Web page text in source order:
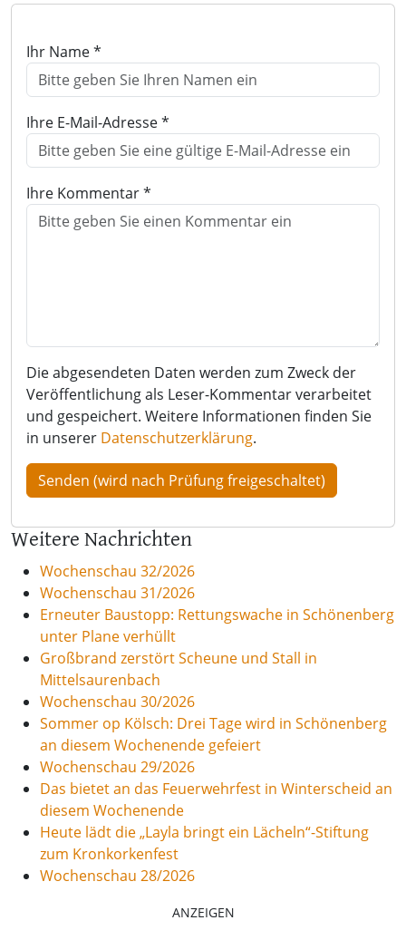
Ihr Name *
Ihre E-Mail-Adresse *
Ihre Kommentar *
Die abgesendeten Daten werden zum Zweck der
Veröffentlichung als Leser-Kommentar verarbeitet
und gespeichert. Weitere Informationen finden Sie
in unserer Datenschutzerklärung.
Weitere Nachrichten
Wochenschau 32/2026
Wochenschau 31/2026
Erneuter Baustopp: Rettungswache in Schönenberg
unter Plane verhüllt
Großbrand zerstört Scheune und Stall in
Mittelsaurenbach
Wochenschau 30/2026
Sommer op Kölsch: Drei Tage wird in Schönenberg
an diesem Wochenende gefeiert
Wochenschau 29/2026
Das bietet an das Feuerwehrfest in Winterscheid an
diesem Wochenende
Heute lädt die „Layla bringt ein Lächeln“-Stiftung
zum Kronkorkenfest
Wochenschau 28/2026
ANZEIGEN